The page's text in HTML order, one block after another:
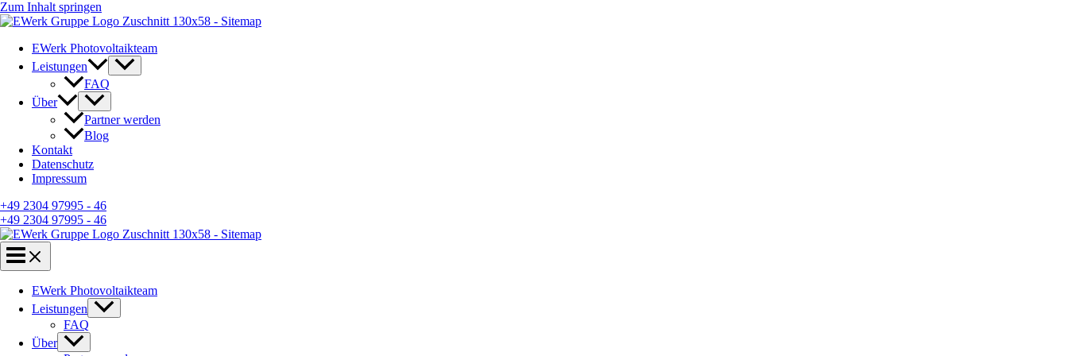
Zum Inhalt springen
EWerk Photovoltaikteam
Leistungen
FAQ
Über
Partner werden
Blog
Kontakt
Datenschutz
Impressum
+49 2304 97995 - 46
+49 2304 97995 - 46
EWerk Photovoltaikteam
Leistungen
FAQ
Über